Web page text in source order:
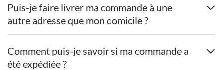
Puis-je faire livrer ma commande à une
autre adresse que mon domicile ?
Comment puis-je savoir si ma commande a
été expédiée ?